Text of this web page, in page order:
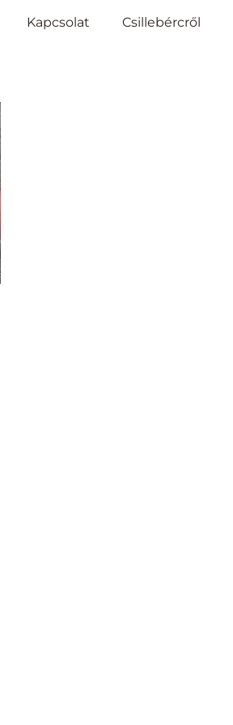
Kapcsolat Csillebércről